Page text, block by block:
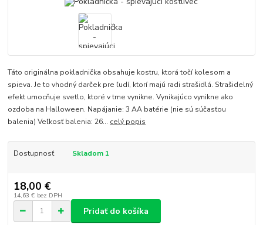
Táto originálna pokladnička obsahuje kostru, ktorá točí kolesom a
spieva. Je to vhodný darček pre ľudí, ktorí majú radi strašidlá. Strašidelný
efekt umocňuje svetlo, ktoré v tme vynikne. Vynikajúco vynikne ako
ozdoba na Halloween. Napájanie: 3 AA batérie (nie sú súčasťou
balenia) Veľkosť balenia: 26... celý popis
Dostupnosť Skladom 1
18,00 €
14,63 € bez DPH
Pridať do košíka